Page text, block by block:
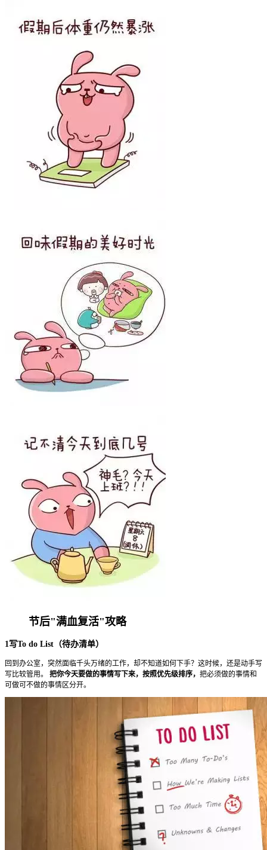
节后"满血复活"攻略
1写To do List（待办清单）
回到办公室，突然面临千头万绪的工作，却不知道如何下手？这时候，还是动手写
写比较管用。 把你今天要做的事情写下来，按照优先级排序， 把必须做的事情和
可做可不做的事情区分开。